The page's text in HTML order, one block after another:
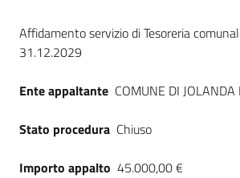
Dati del bando
Affidamento servizio di Tesoreria
31.12.2029
Ente appaltante COMUNE DI JOLANDA
Stato procedura Chiuso
Importo appalto 45.000,00 €